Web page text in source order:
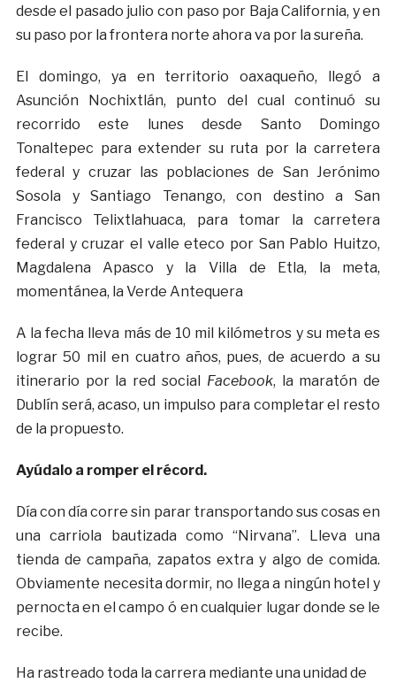
desde el pasado julio con paso por Baja California, y en
su paso por la frontera norte ahora va por la sureña.
El domingo, ya en territorio oaxaqueño, llegó a
Asunción Nochixtlán, punto del cual continuó su
recorrido este lunes desde Santo Domingo
Tonaltepec para extender su ruta por la carretera
federal y cruzar las poblaciones de San Jerónimo
Sosola y Santiago Tenango, con destino a San
Francisco Telixtlahuaca, para tomar la carretera
federal y cruzar el valle eteco por San Pablo Huitzo,
Magdalena Apasco y la Villa de Etla, la meta,
momentánea, la Verde Antequera
A la fecha lleva más de 10 mil kilómetros y su meta es
lograr 50 mil en cuatro años, pues, de acuerdo a su
itinerario por la red social Facebook, la maratón de
Dublín será, acaso, un impulso para completar el resto
de la propuesto.
Ayúdalo a romper el récord.
Día con día corre sin parar transportando sus cosas en
una carriola bautizada como “Nirvana”. Lleva una
tienda de campaña, zapatos extra y algo de comida.
Obviamente necesita dormir, no llega a ningún hotel y
pernocta en el campo ó en cualquier lugar donde se le
recibe.
Ha rastreado toda la carrera mediante una unidad de